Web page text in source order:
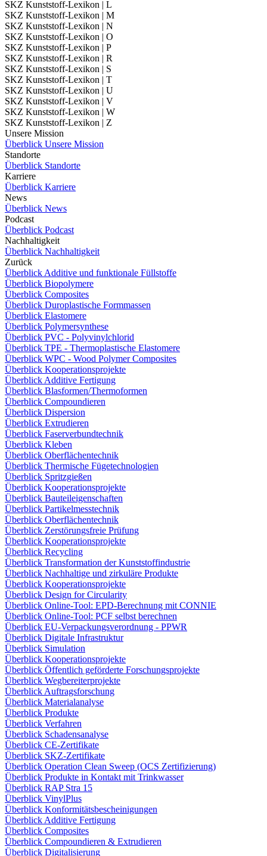
SKZ Kunststoff-Lexikon | L
SKZ Kunststoff-Lexikon | M
SKZ Kunststoff-Lexikon | N
SKZ Kunststoff-Lexikon | O
SKZ Kunststoff-Lexikon | P
SKZ Kunststoff-Lexikon | R
SKZ Kunststoff-Lexikon | S
SKZ Kunststoff-Lexikon | T
SKZ Kunststoff-Lexikon | U
SKZ Kunststoff-Lexikon | V
SKZ Kunststoff-Lexikon | W
SKZ Kunststoff-Lexikon | Z
Unsere Mission
Überblick Unsere Mission
Standorte
Überblick Standorte
Karriere
Überblick Karriere
News
Überblick News
Podcast
Überblick Podcast
Nachhaltigkeit
Überblick Nachhaltigkeit
Zurück
Überblick Additive und funktionale Füllstoffe
Überblick Biopolymere
Überblick Composites
Überblick Duroplastische Formmassen
Überblick Elastomere
Überblick Polymersynthese
Überblick PVC - Polyvinylchlorid
Überblick TPE - Thermoplastische Elastomere
Überblick WPC - Wood Polymer Composites
Überblick Kooperationsprojekte
Überblick Additive Fertigung
Überblick Blasformen/Thermoformen
Überblick Compoundieren
Überblick Dispersion
Überblick Extrudieren
Überblick Faserverbundtechnik
Überblick Kleben
Überblick Oberflächentechnik
Überblick Thermische Fügetechnologien
Überblick Spritzgießen
Überblick Kooperationsprojekte
Überblick Bauteileigenschaften
Überblick Partikelmesstechnik
Überblick Oberflächentechnik
Überblick Zerstörungsfreie Prüfung
Überblick Kooperationsprojekte
Überblick Recycling
Überblick Transformation der Kunststoffindustrie
Überblick Nachhaltige und zirkuläre Produkte
Überblick Kooperationsprojekte
Überblick Design for Circularity
Überblick Online-Tool: EPD-Berechnung mit CONNIE
Überblick Online-Tool: PCF selbst berechnen
Überblick EU-Verpackungsverordnung - PPWR
Überblick Digitale Infrastruktur
Überblick Simulation
Überblick Kooperationsprojekte
Überblick Öffentlich geförderte Forschungsprojekte
Überblick Wegbereiterprojekte
Überblick Auftragsforschung
Überblick Materialanalyse
Überblick Produkte
Überblick Verfahren
Überblick Schadensanalyse
Überblick CE-Zertifikate
Überblick SKZ-Zertifikate
Überblick Operation Clean Sweep (OCS Zertifizierung)
Überblick Produkte in Kontakt mit Trinkwasser
Überblick RAP Stra 15
Überblick VinylPlus
Überblick Konformitätsbescheinigungen
Überblick Additive Fertigung
Überblick Composites
Überblick Compoundieren & Extrudieren
Überblick Digitalisierung